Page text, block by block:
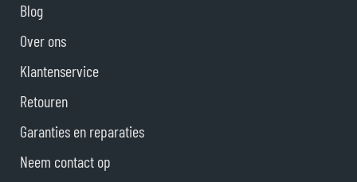
Blog
Over ons
Klantenservice
Retouren
Garanties en reparaties
Neem contact op